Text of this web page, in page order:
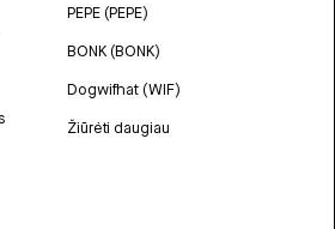
PEPE (PEPE)
BONK (BONK)
Dogwifhat (WIF)
Žiūrėti daugiau